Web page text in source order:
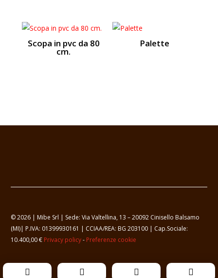
Scopa in pvc da 80
cm.
Palette
© 2026 | Mibe Srl | Sede: Via Valtellina, 13 – 20092 Cinisello Balsamo
(MI)| P.IVA: 01399930161 | CCIAA/REA: BG 203100 | Cap.Sociale:
10.400,00 € Privacy policy- Preferenze cookie
   